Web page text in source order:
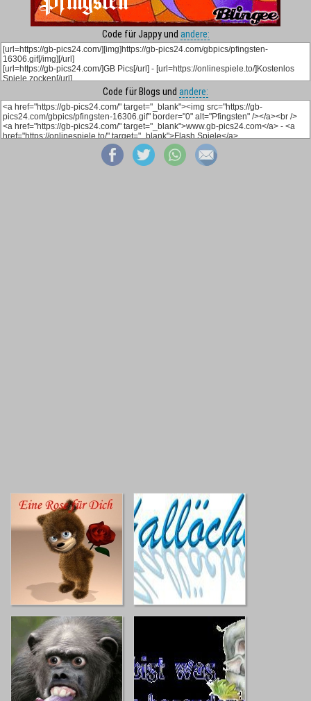
Code für Jappy und andere:
Code für Blogs und andere: